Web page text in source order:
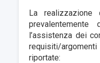
La realizzazione
l’assistenza dei
requisiti/
riportate: